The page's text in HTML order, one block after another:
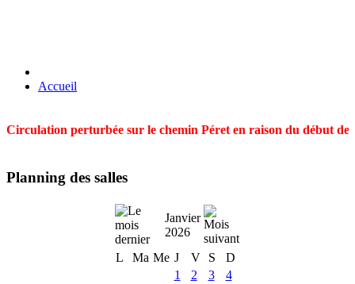
Accueil
Circulation perturbée sur le chemin Péret en raison du début
Planning des salles
Janvier
2026
L
Ma Me J V S
D
1
2 3
4